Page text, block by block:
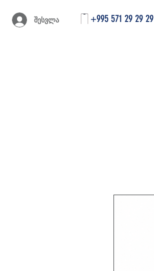
შესვლა +995 571 29 29 29